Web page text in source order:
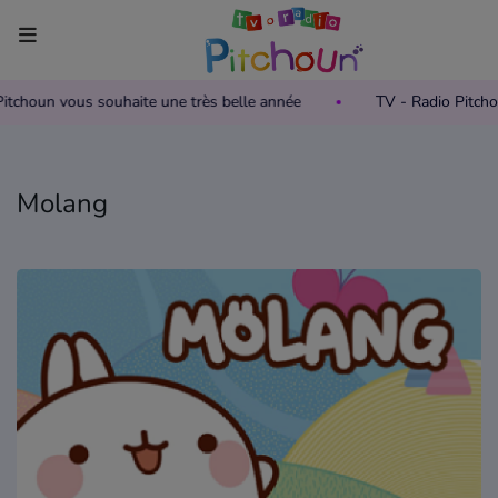
vous souhaite une très belle année TV - Radio
Accueil
Grille des programmes TV
Replay TV Pitchoun
Où regarder TV Pitchoun ?
Radio
Grille des programmes Radio
Molang